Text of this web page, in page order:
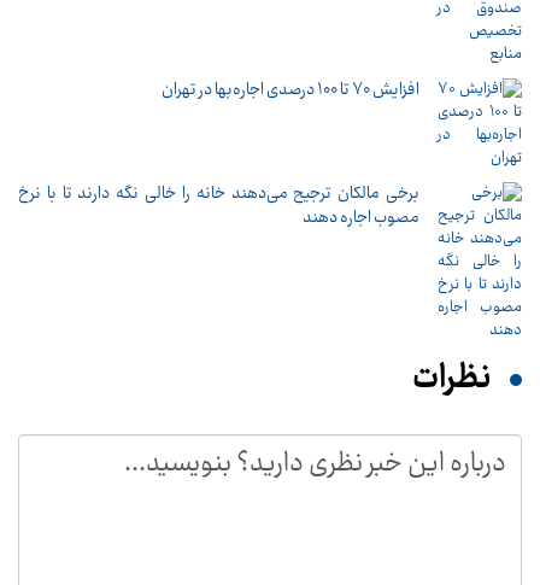
افزایش ۷۰ تا ۱۰۰ درصدی اجاره‌بها در تهران
برخی مالکان ترجیح می‌دهند خانه را خالی نگه دارند تا با نرخ
مصوب اجاره دهند
نظرات